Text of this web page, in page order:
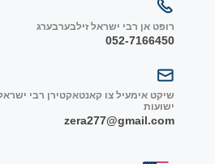
רופט אן רבי ישראל זילבערבערג
052-7166450
שיקט אימעיל צו קאנטאקטירן רבי
ישועות
zera277@gmail.com